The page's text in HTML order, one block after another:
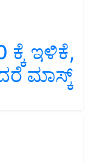
ಕ್ಕೆ ಇಳಿಕೆ,
ಮಾಸ್ಕ್